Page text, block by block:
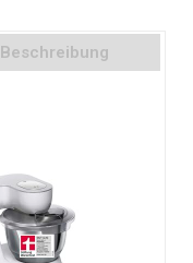
Beschreibung